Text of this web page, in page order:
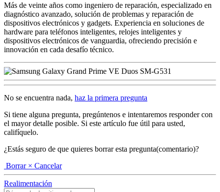
Más de veinte años como ingeniero de reparación, especializado en
diagnóstico avanzado, solución de problemas y reparación de
dispositivos electrónicos y gadgets. Experiencia en soluciones de
hardware para teléfonos inteligentes, relojes inteligentes y
dispositivos electrónicos de vanguardia, ofreciendo precisión e
innovación en cada desafío técnico.
No se encuentra nada, haz la primera pregunta
Si tiene alguna pregunta, pregúntenos e intentaremos responder con
el mayor detalle posible. Si este artículo fue útil para usted,
califíquelo.
¿Estás seguro de que quieres borrar esta pregunta(comentario)?
Borrar × Cancelar
Realimentación